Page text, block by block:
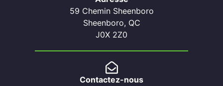
59 Chemin Sheenboro
Sheenboro, QC
J0X 2Z0
Contactez-nous